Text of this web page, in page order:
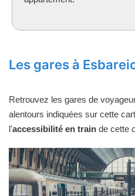
Les gares à
Retrouvez les gares de
alentours indiquées sur cette
l'accessibilité en train de cette